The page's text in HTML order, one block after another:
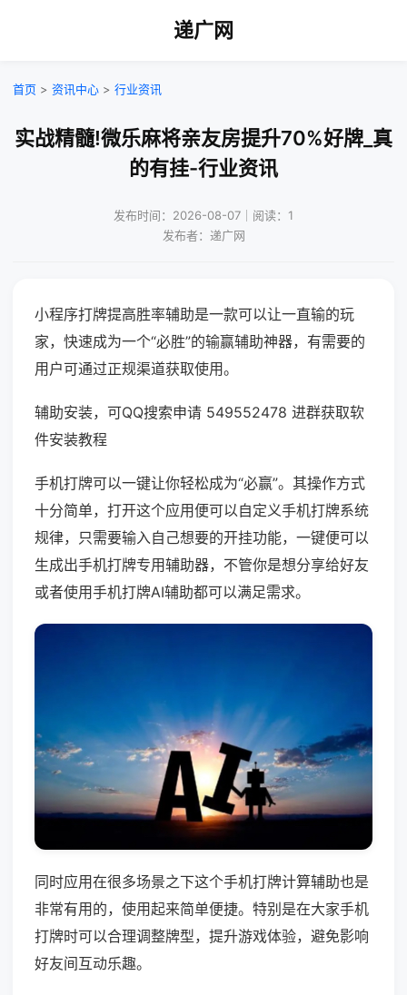
递广网
首页 > 资讯中心 > 行业资讯
实战精髓!微乐麻将亲友房提升70%好牌_真
的有挂-行业资讯
发布时间：2026-08-07｜阅读：1
发布者：递广网
小程序打牌提高胜率辅助是一款可以让一直输的玩
家，快速成为一个“必胜”的输赢辅助神器，有需要的
用户可通过正规渠道获取使用。
辅助安装，可QQ搜索申请 549552478 进群获取软
件安装教程
手机打牌可以一键让你轻松成为“必赢”。其操作方式
十分简单，打开这个应用便可以自定义手机打牌系统
规律，只需要输入自己想要的开挂功能，一键便可以
生成出手机打牌专用辅助器，不管你是想分享给好友
或者使用手机打牌AI辅助都可以满足需求。
同时应用在很多场景之下这个手机打牌计算辅助也是
非常有用的，使用起来简单便捷。特别是在大家手机
打牌时可以合理调整牌型，提升游戏体验，避免影响
好友间互动乐趣。